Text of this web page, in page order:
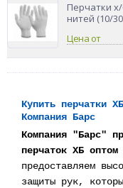
Перчатки
нитей (10/
Цена от
Купить перчатки
Компания Барс
Компания "Барс"
перчаток ХБ
предоставляем
защиты рук,